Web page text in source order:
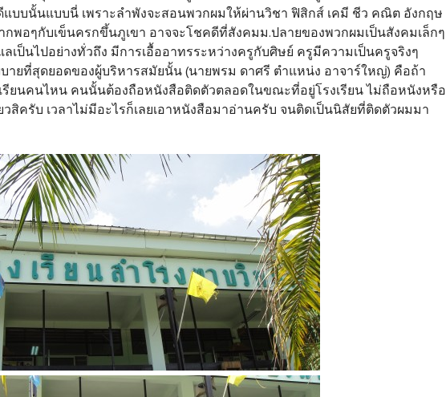
แบบนั้นแบบนี่ เพราะลำพังจะสอนพวกผมให้ผ่านวิชา ฟิสิกส์ เคมี ชีว คณิต อังกฤษ
กพอๆกับเข็นครกขึ้นภูเขา อาจจะโชคดีที่สังคมม.ปลายของพวกผมเป็นสังคมเล็กๆ
เป็นไปอย่างทั่วถึง มีการเอื้ออาทรระหว่างครูกับศิษย์ ครูมีความเป็นครูจริงๆ
ายที่สุดยอดของผู้บริหารสมัยนั้น (นายพรม ดาศรี ตำแหน่ง อาจาร์ใหญ่) คือถ้า
รียนคนไหน คนนั้นต้องถือหนังสือติดตัวตลอดในขณะที่อยู่โรงเรียน ไม่ถือหนังหรือ
วสิครับ เวลาไม่มีอะไรก็เลยเอาหนังสือมาอ่านครับ จนติดเป็นนิสัยที่ติดตัวผมมา